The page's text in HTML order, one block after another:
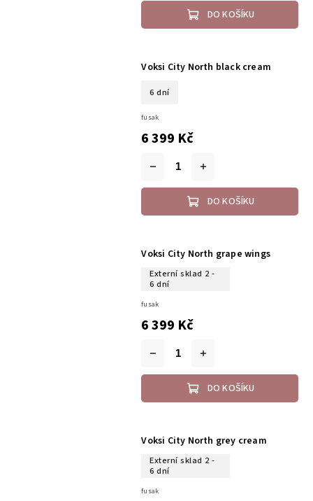
DO KOŠÍKU
Voksi City North black cream
6 dní
6 399 Kč
DO KOŠÍKU
fusak
Voksi City North grape wings
Externí sklad 2 -
6 dní
6 399 Kč
DO KOŠÍKU
fusak
Voksi City North grey cream
Externí sklad 2 -
6 dní
fusak